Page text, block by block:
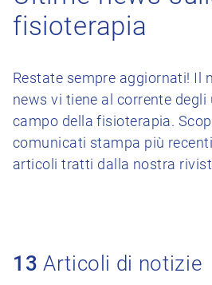
fisioterapia
Restate sempre aggiornati! Il
news vi tiene al corrente degli
campo della fisioterapia.
comunicati stampa più
articoli tratti dalla nostra
13 Articoli di notizie